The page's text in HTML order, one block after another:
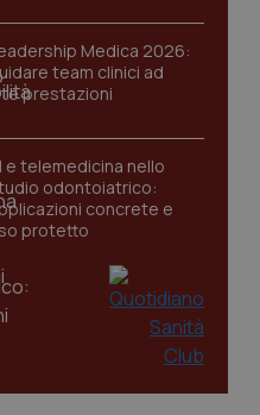
Medica 2026:
team clinici ad
prestazioni
e telemedicina nello
odontoiatrico:
concrete e
protetto